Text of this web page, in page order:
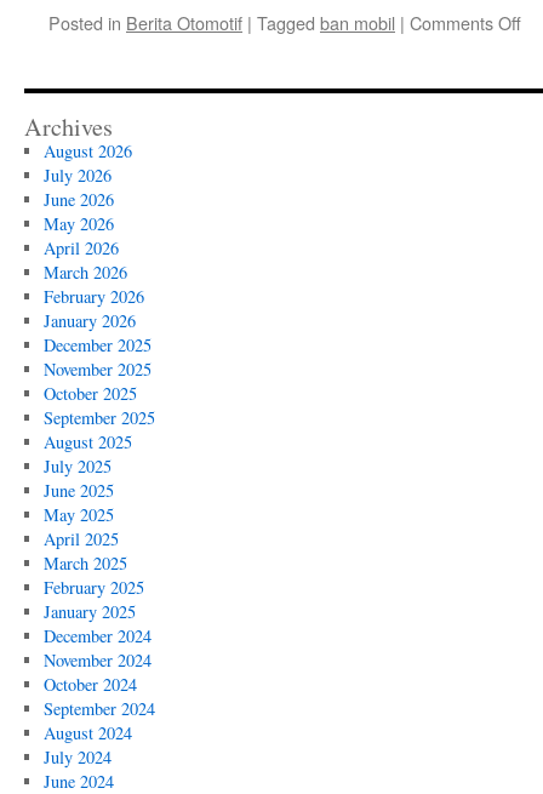
Posted in Berita Otomotif | Tagged ban mobil | Comments Offon
Archives
August 2026
July 2026
June 2026
May 2026
April 2026
March 2026
February 2026
January 2026
December 2025
November 2025
October 2025
September 2025
August 2025
July 2025
June 2025
May 2025
April 2025
March 2025
February 2025
January 2025
December 2024
November 2024
October 2024
September 2024
August 2024
July 2024
June 2024